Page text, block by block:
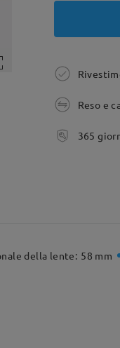
Reso e
365
della lente: 58 mm